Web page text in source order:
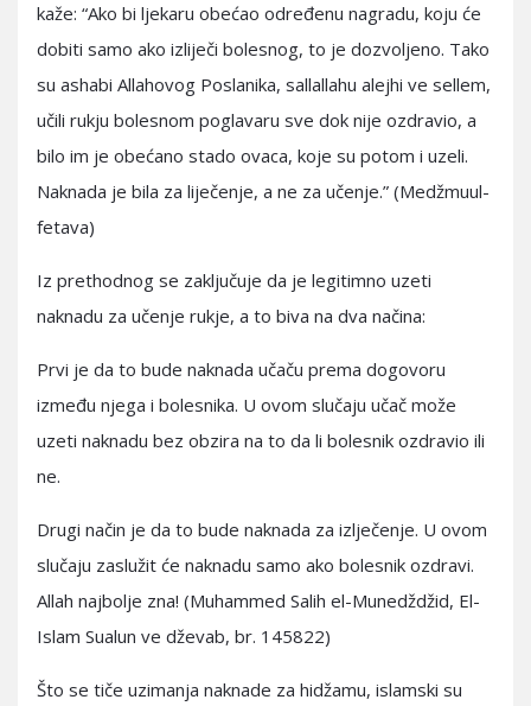
kaže: “Ako bi ljekaru obećao određenu nagradu, koju će
dobiti samo ako izliječi bolesnog, to je dozvoljeno. Tako
su ashabi Allahovog Poslanika, sallallahu alejhi ve sellem,
učili rukju bolesnom poglavaru sve dok nije ozdravio, a
bilo im je obećano stado ovaca, koje su potom i uzeli.
Naknada je bila za liječenje, a ne za učenje.” (Medžmuul-
fetava)
Iz prethodnog se zaključuje da je legitimno uzeti
naknadu za učenje rukje, a to biva na dva načina:
Prvi je da to bude naknada učaču prema dogovoru
između njega i bolesnika. U ovom slučaju učač može
uzeti naknadu bez obzira na to da li bolesnik ozdravio ili
ne.
Drugi način je da to bude naknada za izlječenje. U ovom
slučaju zaslužit će naknadu samo ako bolesnik ozdravi.
Allah najbolje zna! (Muhammed Salih el-Munedždžid, El-
Islam Sualun ve dževab, br. 145822)
Što se tiče uzimanja naknade za hidžamu, islamski su